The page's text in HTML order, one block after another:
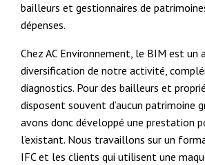
bailleurs et gestionnaires de
dépenses.
Chez AC Environnement, le BIM est un
diversification de notre activité,
diagnostics. Pour des bailleurs et
disposent souvent d’aucun patrimoine
avons donc développé une prestation
l’existant. Nous travaillons sur un
IFC et les clients qui utilisent une